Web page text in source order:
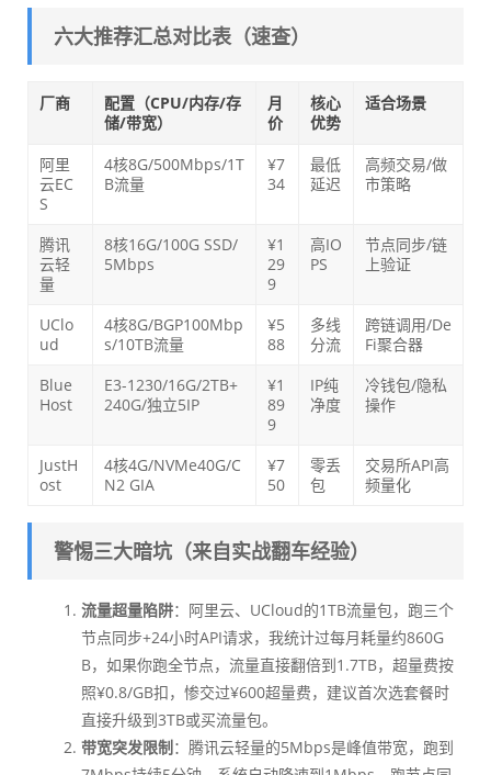
六大推荐汇总对比表（速查）
厂商
配置（CPU/内存/存
储/带宽）
月
价
核心
优势
适合场景
阿里
云EC
S
4核8G/500Mbps/1T
B流量
¥7
34
最低
延迟
高频交易/做
市策略
腾讯
云轻
量
8核16G/100G SSD/
5Mbps
¥1
29
9
高IO
PS
节点同步/链
上验证
UClo
ud
4核8G/BGP100Mbp
s/10TB流量
¥5
88
多线
分流
跨链调用/De
Fi聚合器
Blue
Host
E3-1230/16G/2TB+
240G/独立5IP
¥1
89
9
IP纯
净度
冷钱包/隐私
操作
JustH
ost
4核4G/NVMe40G/C
N2 GIA
¥7
50
零丢
包
交易所API高
频量化
警惕三大暗坑（来自实战翻车经验）
流量超量陷阱：阿里云、UCloud的1TB流量包，跑三个
节点同步+24小时API请求，我统计过每月耗量约860G
B，如果你跑全节点，流量直接翻倍到1.7TB，超量费按
照¥0.8/GB扣，惨交过¥600超量费，建议首次选套餐时
直接升级到3TB或买流量包。
带宽突发限制 ：腾讯云轻量的5Mbps是峰值带宽，跑到